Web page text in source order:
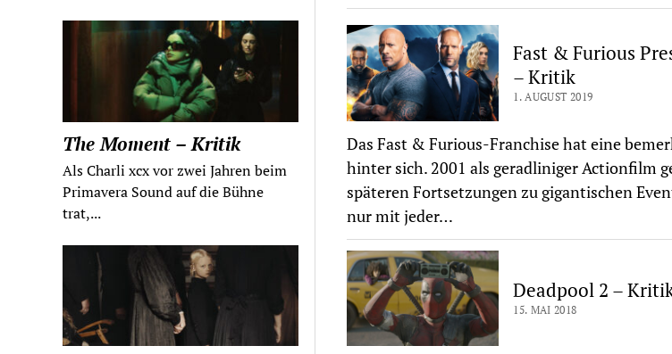
The Moment – Kritik
Als Charli xcx vor zwei Jahren beim
Primavera Sound auf die Bühne
trat,...
Fast & Furious
– Kritik
1. AUGUST 2019
Das Fast & Furious-Franchise hat eine
hinter sich. 2001 als geradliniger Actionfilm
späteren Fortsetzungen zu gigantischen
nur mit jeder…
Deadpool 2 –
15. MAI 2018